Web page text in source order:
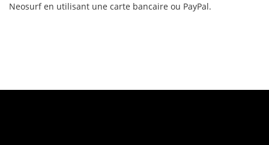
Neosurf en utilisant une carte bancaire ou PayPal.